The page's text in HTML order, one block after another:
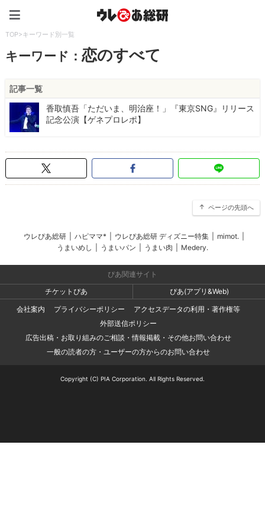
TOP>キーワード別一覧
キーワード：恋のすべて
記事一覧
香取慎吾「ただいま、明治座！」『東京SNG』リリース
記念公演【ゲネプロレポ】
ページの先頭へ
ウレぴあ総研 ハピママ* ウレぴあ総研 ディズニー特集 mimot.
うまいめし
うまいパン うまい肉 Medery.
ぴあ関連サイト
チケットぴあ
ぴあ(アプリ&Web)
会社案内
プライバシーポリシー
アクセスデータの利用・著作権等
外部送信ポリシー
広告出稿・お取り組みのご相談・情報掲載・その他お問い合わせ
一般の読者の方・ユーザーの方からのお問い合わせ
Copyright (C) PIA Corporation. All Rights Reserved.